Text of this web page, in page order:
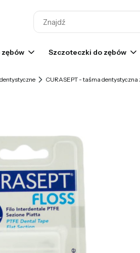
zębów Szczoteczki do zębów
CURASEPT - taśma